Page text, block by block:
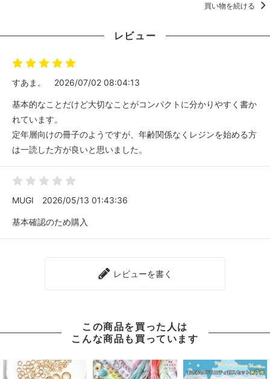
買い物を続ける
レビュー
すあま。 2026/07/02 08:04:13
基本的なことだけど大切なことがコンパクトに分かりやすく書か
れています。
定年層向けの冊子のようですが、年齢関係なくレジンを始める方
は一読した方が良いと思いました。
MUGI 2026/05/13 01:43:36
基本確認のため購入
レビューを書く
この商品を買った人は
こんな商品も買っています